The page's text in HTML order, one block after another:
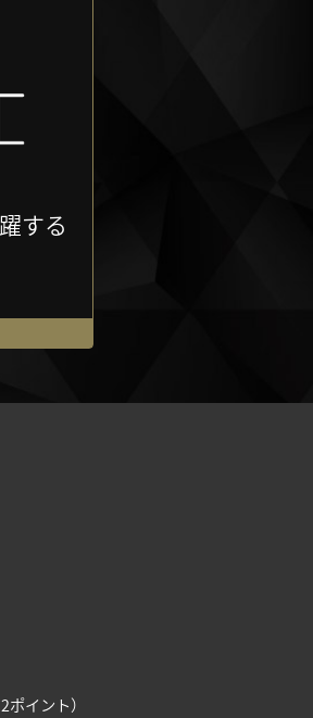
する
イント）